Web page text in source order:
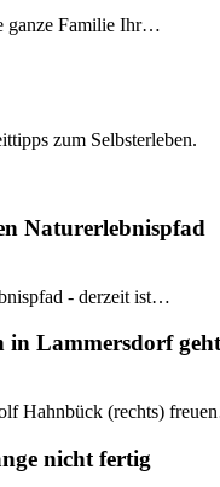
ganze Familie Ihr…
zum Selbsterleben.
Naturerlebnispfad
- derzeit ist…
Lammersdorf
Hahnbück (rechts)
nicht fertig